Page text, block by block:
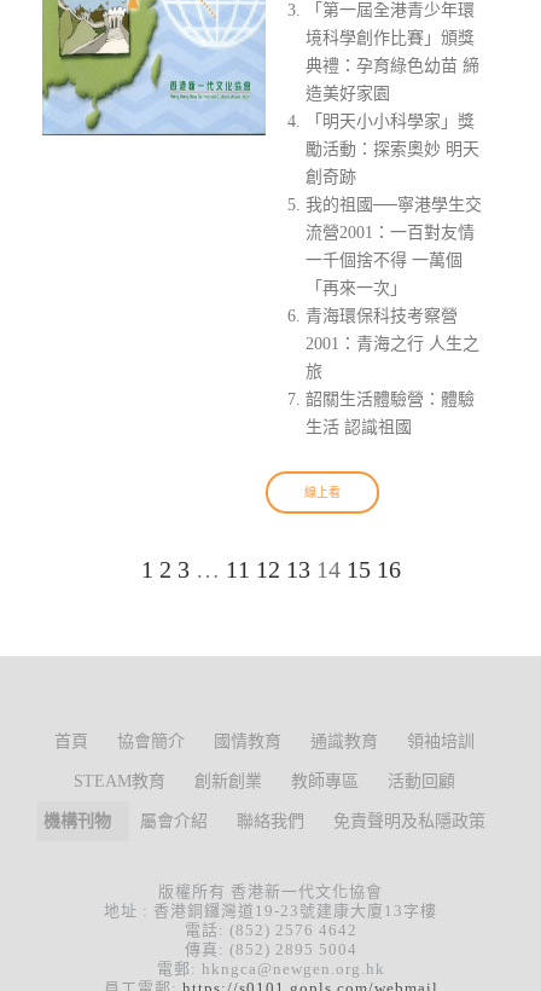
「第一屆全港青少年環
境科學創作比賽」頒獎
典禮：孕育綠色幼苗 締
造美好家園
「明天小小科學家」獎
勵活動：探索奧妙 明天
創奇跡
我的祖國──寧港學生交
流營2001：一百對友情
一千個捨不得 一萬個
「再來一次」
青海環保科技考察營
2001：青海之行 人生之
旅
韶關生活體驗營：體驗
生活 認識祖國
線上看
1 2 3 … 11 12 13 14 15 16
首頁 協會簡介 國情教育 通識教育 領袖培訓
STEAM教育 創新創業 教師專區 活動回顧
機構刊物 屬會介紹 聯絡我們 免責聲明及私隱政策
版權所有 香港新一代文化協會
地址 : 香港銅鑼灣道19-23號建康大廈13字樓
電話: (852) 2576 4642
傳真: (852) 2895 5004
電郵: hkngca@newgen.org.hk